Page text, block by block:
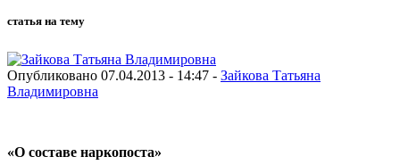
статья на тему
Опубликовано 07.04.2013 - 14:47 - Зайкова Татьяна
Владимировна
«О составе наркопоста»